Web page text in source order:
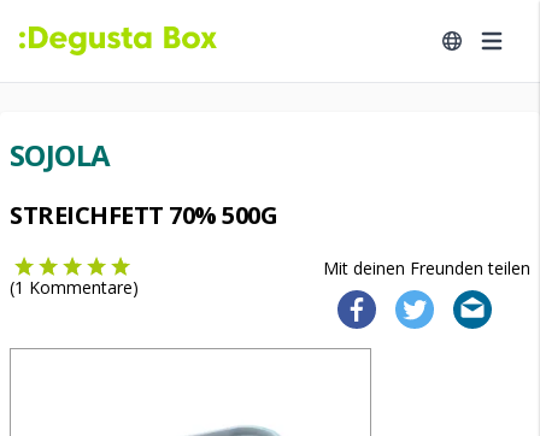
SOJOLA
STREICHFETT 70% 500G
Mit deinen Freunden teilen
(1 Kommentare)